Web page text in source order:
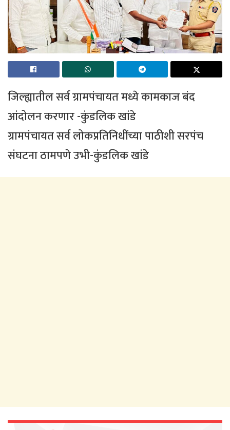
जिल्ह्यातील सर्व ग्रामपंचायत मध्ये कामकाज बंद
आंदोलन करणार -कुंडलिक खांडे
ग्रामपंचायत सर्व लोकप्रतिनिधींच्या पाठीशी सरपंच
संघटना ठामपणे उभी-कुंडलिक खांडे